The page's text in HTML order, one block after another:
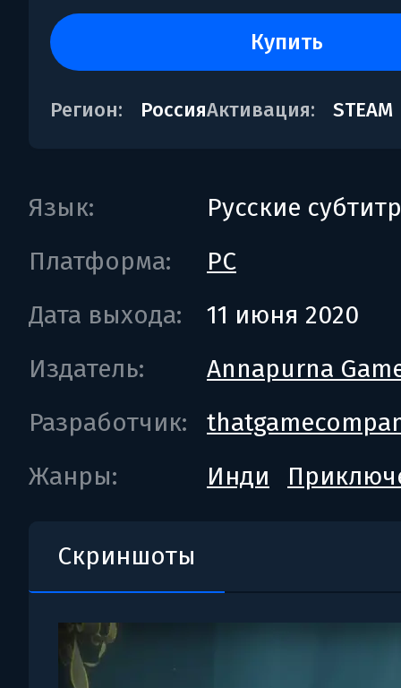
купить
Регион: РоссияАктивация: STEAM
Язык:
Русские
Платформа:
PC
Дата выхода:
11 июня 2020
Издатель:
Annapurna
Разработчик:
Жанры:
Инди
Скриншоты